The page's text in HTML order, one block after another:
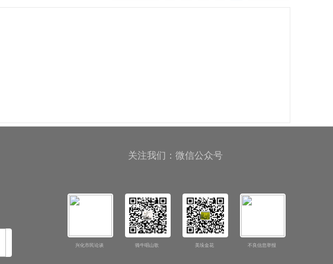
关注我们：微信公众号
兴化市民论谈 骑牛唱山歌 美垛金花 不良信息举报